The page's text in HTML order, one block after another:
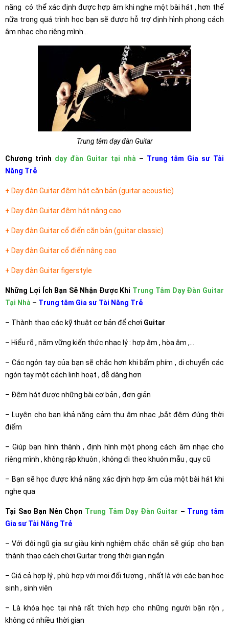
năng có thể xác định được hợp âm khi nghe một bài hát , hơn thế
nữa trong quá trình học bạn sẽ được hỗ trợ định hình phong cách
âm nhạc cho riêng mình…
Trung tâm dạy đàn Guitar
Chương trình dạy đàn Guitar tại nhà – Trung tâm Gia sư Tài
Năng Trẻ
+ Dạy đàn Guitar đệm hát căn bản (guitar acoustic)
+ Dạy đàn Guitar đệm hát nâng cao
+ Dạy đàn Guitar cổ điển căn bản (guitar classic)
+ Dạy đàn Guitar cổ điển nâng cao
+ Dạy đàn Guitar figerstyle
Những Lợi Ích Bạn Sẽ Nhận Được Khi Trung Tâm Dạy Đàn Guitar
Tại Nhà – Trung tâm Gia sư Tài Năng Trẻ
– Thành thạo các kỹ thuật cơ bản để chơi Guitar
– Hiểu rõ , nắm vững kiến thức nhạc lý : hợp âm , hòa âm ,…
– Các ngón tay của bạn sẽ chắc hơn khi bấm phím , di chuyển các
ngón tay một cách linh hoạt , dễ dàng hơn
– Đệm hát được những bài cơ bản , đơn giản
– Luyện cho bạn khả năng cảm thụ âm nhạc ,bắt đệm đúng thời
điểm
– Giúp bạn hình thành , định hình một phong cách âm nhạc cho
riêng mình , không rập khuôn , không đi theo khuôn mẫu , quy cũ
– Bạn sẽ học được khả năng xác định hợp âm của một bài hát khi
nghe qua
Tại Sao Bạn Nên Chọn Trung Tâm Dạy Đàn Guitar – Trung tâm
Gia sư Tài Năng Trẻ
– Với đội ngũ gia sư giàu kinh nghiệm chắc chắn sẽ giúp cho bạn
thành thạo cách chơi Guitar trong thời gian ngắn
– Giá cả hợp lý , phù hợp với mọi đối tượng , nhất là với các bạn học
sinh , sinh viên
– Là khóa học tại nhà rất thích hợp cho những người bận rộn ,
không có nhiều thời gian